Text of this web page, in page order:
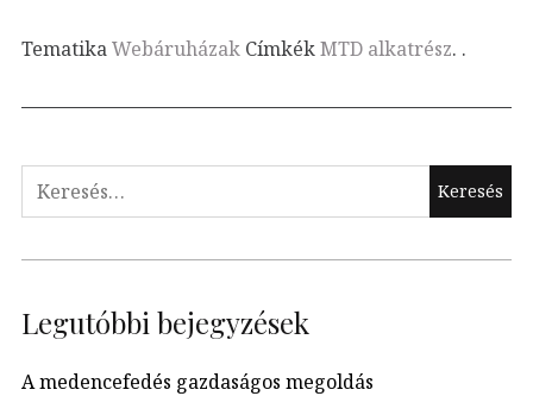
TematikaWebáruházak CímkékMTD alkatrész. .
Keresés:
Legutóbbi bejegyzések
A medencefedés gazdaságos megoldás